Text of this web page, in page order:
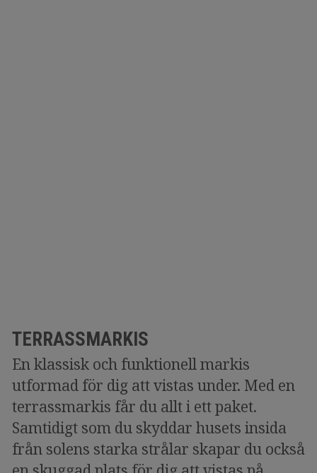
TERRASSMARKIS
En klassisk och funktionell markis
utformad för dig att vistas under. Med en
terrassmarkis får du allt i ett paket.
Samtidigt som du skyddar husets insida
från solens starka strålar skapar du också